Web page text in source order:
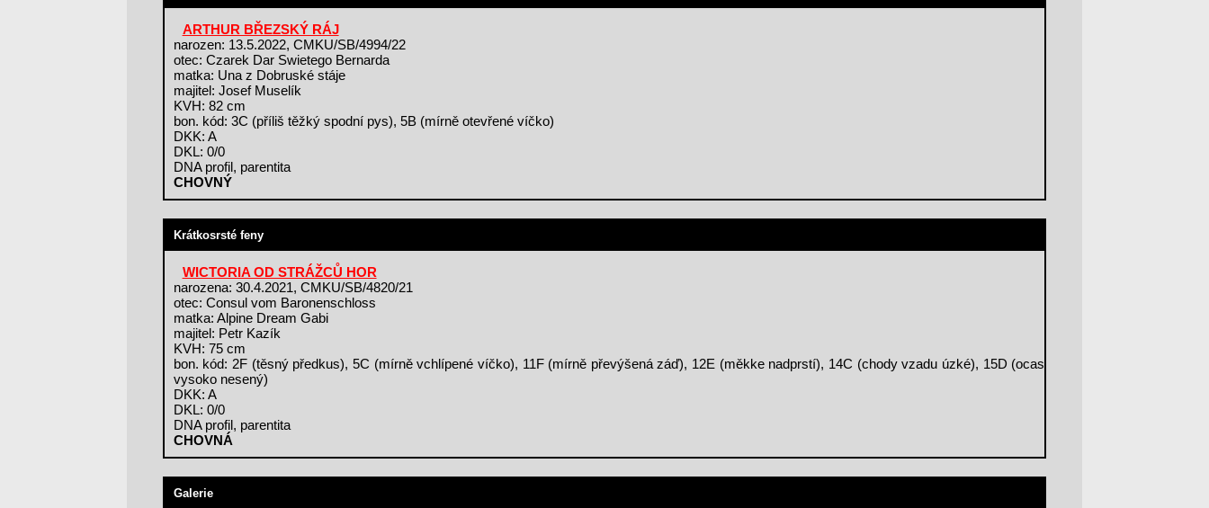
ARTHUR BŘEZSKÝ RÁJ
narozen: 13.5.2022, CMKU/SB/4994/22
otec: Czarek Dar Swietego Bernarda
matka: Una z Dobruské stáje
majitel: Josef Muselík
KVH: 82 cm
bon. kód: 3C (příliš těžký spodní pys), 5B (mírně otevřené víčko)
DKK: A
DKL: 0/0
DNA profil, parentita
CHOVNÝ
Krátkosrsté feny
WICTORIA OD STRÁŽCŮ HOR
narozena: 30.4.2021, CMKU/SB/4820/21
otec: Consul vom Baronenschloss
matka: Alpine Dream Gabi
majitel: Petr Kazík
KVH: 75 cm
bon. kód: 2F (těsný předkus), 5C (mírně vchlípené víčko), 11F (mírně převýšená záď), 12E (měkke nadprstí), 14C (chody vzadu úzké), 15D (ocas
vysoko nesený)
DKK: A
DKL: 0/0
DNA profil, parentita
CHOVNÁ
Galerie